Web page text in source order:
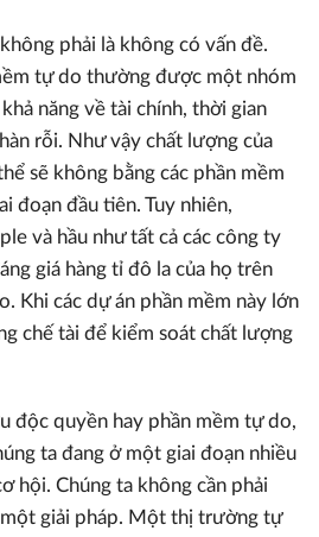
phải là không có vấn đề.
tự do thường được một nhóm
năng về tài chính, thời gian
rỗi. Như vậy chất lượng của
sẽ không bằng các phần mềm
đoạn đầu tiên. Tuy nhiên,
và hầu như tất cả các công ty
giá hàng tỉ đô la của họ trên
Khi các dự án phần mềm này lớn
chế tài để kiểm soát chất lượng
độc quyền hay phần mềm tự do,
ta đang ở một giai đoạn nhiều
hội. Chúng ta không cần phải
giải pháp. Một thị trường tự